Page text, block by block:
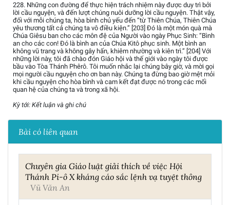
228. Những con đường để thực hiện trách nhiệm này được duy trì bởi
lời cầu nguyện, và đến lượt chúng nuôi dưỡng lời cầu nguyện. Thật vậy,
đối với mỗi chúng ta, hòa bình chủ yếu đến “từ Thiên Chúa, Thiên Chúa
yêu thương tất cả chúng ta vô điều kiện.” [203] Đó là một món quà mà
Chúa Giêsu ban cho các môn đệ của Người vào ngày Phục Sinh: “Bình
an cho các con! Đó là bình an của Chúa Kitô phục sinh. Một bình an
không vũ trang và không gây hấn, khiêm nhường và kiên trì.” [204] Với
những lời này, tôi đã chào đón Giáo hội và thế giới vào ngày tôi được
bầu vào Tòa Thánh Phêrô. Tôi muốn nhắc lại chúng bây giờ, và mời gọi
mọi người cầu nguyện cho ơn ban này. Chúng ta đừng bao giờ mệt mỏi
khi cầu nguyện cho hòa bình và cam kết đạt được nó trong các mối
quan hệ của chúng ta và trong xã hội.
Kỳ tới: Kết luận và ghi chú
Bài có liên quan
Chuyên gia Giáo luật giải thích về việc Hội
Thánh Pi-ô X kháng cáo sắc lệnh vạ tuyệt thông
Vũ Văn An